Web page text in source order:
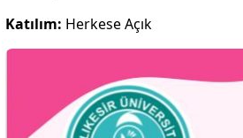
Katılım: Herkese Açık